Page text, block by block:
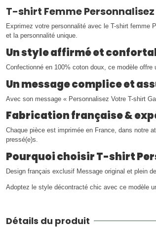
T-shirt Femme
Exprimez votre personnalité avec le T-shirt femme
et la personnalité unique.
Un style affirmé et
Confectionné en 100% coton doux, ce modèle offre
Un message complice et
Avec son message « Personnalisez Votre T-shirt
Fabrication française &
Chaque pièce est imprimée en France, dans notre
pressé(e)s.
Pourquoi choisir T-shirt
Design français exclusif Message original et plein
Adoptez le style décontracté chic avec ce modèle
Détails du produit